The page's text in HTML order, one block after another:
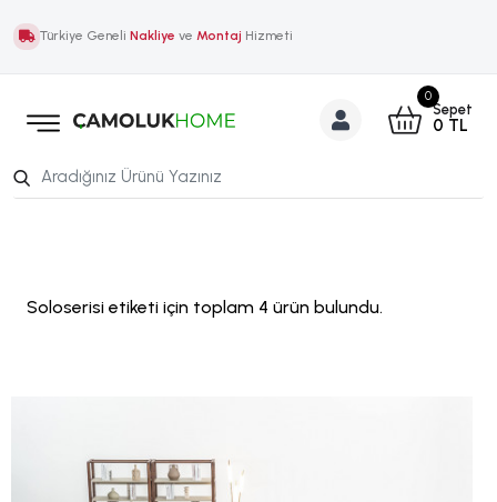
Türkiye Geneli Nakliye ve Montaj Hizmeti
0
Sepet
0 TL
Soloserisi etiketi için toplam 4 ürün bulundu.